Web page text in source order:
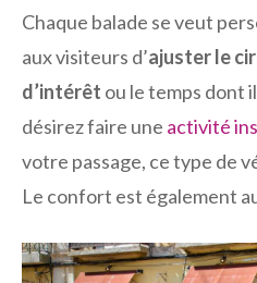
Chaque balade se veut
aux visiteurs d’ajuster le
d’intérêt ou le temps dont
désirez faire une activité
votre passage, ce type de
Le confort est également